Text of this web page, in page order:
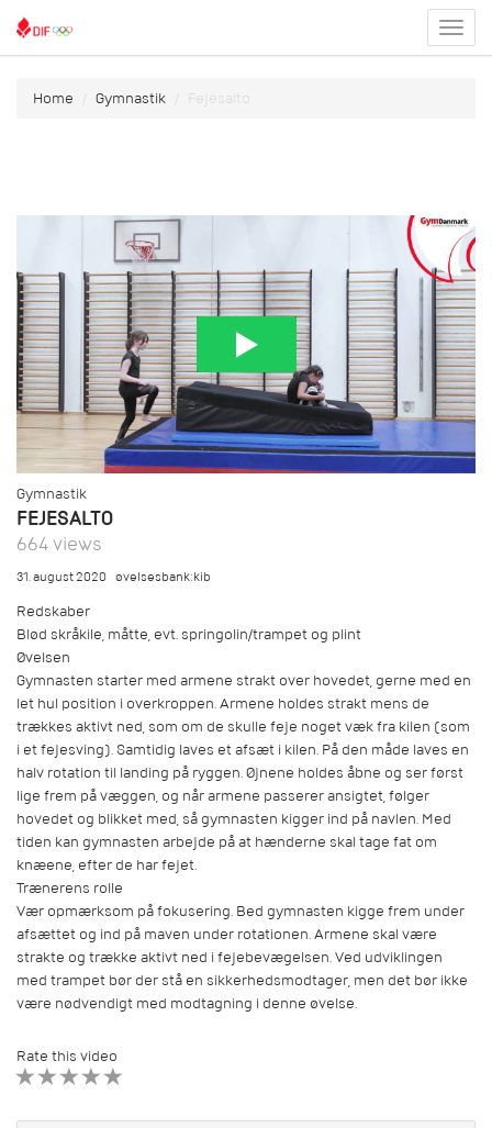
menu
Home Gymnastik Fejesalto
Gymnastik
FEJESALTO
664 views
31. august 2020 øvelsesbank:kib
Redskaber
Blød skråkile, måtte, evt. springolin/trampet og plint
Øvelsen
Gymnasten starter med armene strakt over hovedet, gerne med en
let hul position i overkroppen. Armene holdes strakt mens de
trækkes aktivt ned, som om de skulle feje noget væk fra kilen (som
i et fejesving). Samtidig laves et afsæt i kilen. På den måde laves en
halv rotation til landing på ryggen. Øjnene holdes åbne og ser først
lige frem på væggen, og når armene passerer ansigtet, følger
hovedet og blikket med, så gymnasten kigger ind på navlen. Med
tiden kan gymnasten arbejde på at hænderne skal tage fat om
knæene, efter de har fejet.
Trænerens rolle
Vær opmærksom på fokusering. Bed gymnasten kigge frem under
afsættet og ind på maven under rotationen. Armene skal være
strakte og trække aktivt ned i fejebevægelsen. Ved udviklingen
med trampet bør der stå en sikkerhedsmodtager, men det bør ikke
være nødvendigt med modtagning i denne øvelse.
Rate this video